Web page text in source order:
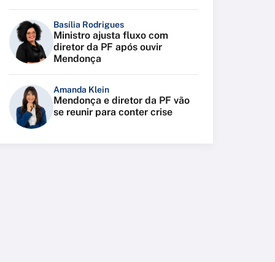
Basília Rodrigues
Ministro ajusta fluxo com
diretor da PF após ouvir
Mendonça
Amanda Klein
Mendonça e diretor da PF vão
se reunir para conter crise